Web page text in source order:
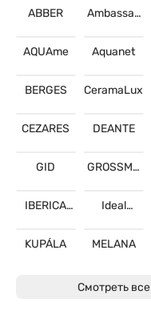
ABBER
Ambassad
AQUAme Aquanet
BERGES CeramaLux
CEZARES
DEANTE
GID
GROSSMA
IBERICA
Ideal
KUPÁLA MELANA
Смотреть все